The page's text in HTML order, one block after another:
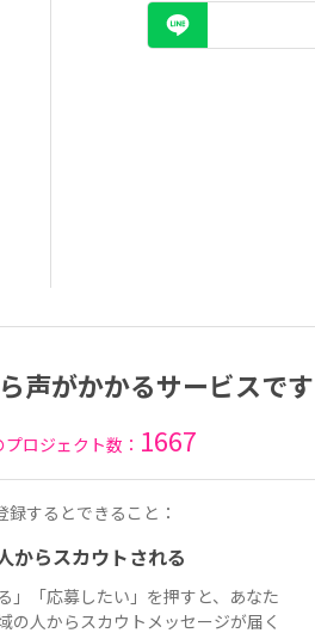
声がかかるサービスです
ロジェクト数： 1667
録するとできること：
からスカウトされる
」「応募したい」を押すと、あなた
の人からスカウトメッセージが届く